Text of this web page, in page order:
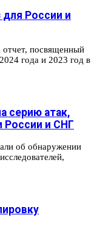
для России и
отчет, посвященный
года и 2023 год в
серию атак,
России и СНГ
об обнаружении